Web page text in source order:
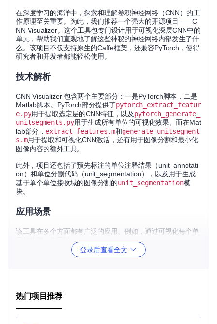
在深度学习的海洋中，探索和理解卷积神经网络（CNN）的工
作原理至关重要。为此，我们推荐一个强大的开源项目——C
NN Visualizer。这个工具包专门设计用于可视化深层CNN中的
单元，帮助我们直观地了解这些神秘的神经网络内部发生了什
么。该项目不仅支持原生的Caffe框架，还兼容PyTorch，使得
研究者和开发者都能轻松使用。
技术解析
CNN Visualizer 包含两个主要部分：一是PyTorch脚本，二是
Matlab脚本。PyTorch部分提供了pytorch_extract_featur
e.py用于提取选定层的CNN特征，以及pytorch_generate_
unitsegments.py用于生成所有单位的可视化效果。而在Mat
lab部分， extract_features.m和generate_unitsegment
s.m用于提取和可视化CNN激活，还有用于图像分割和最小化
图像内容的额外工具。
此外，项目还包括了预先标注的单位注释结果（unit_annotati
on）和单位分割代码（unit_segmentation），以及用于生成
基于单个单位接收域的图像分割的unit_segmentation模
块。
应用场景
该工具在多个方面都有广泛的应用。例如，通过可视化每个单
理解模型学习到的模式：看看哪些图像能触发特定单元的
优化模型：依据单元的行为调整网络结构或训练策略。
的关键元素。
登录后查看全文
热门项目推荐